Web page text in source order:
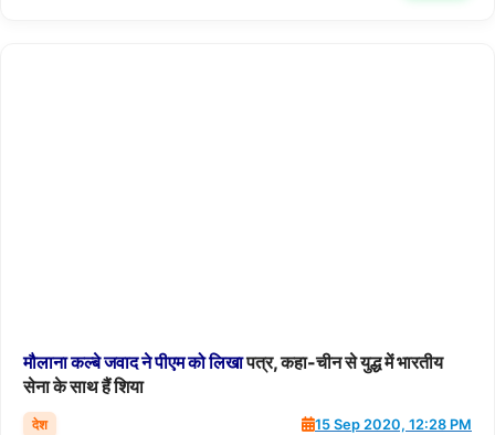
मौलानाकल्बेजवादनेपीएमकोल‍िखापत्र, कहा-चीन से युद्ध में भारतीय
सेना के साथ हैं श‍िया
देश 15 Sep 2020, 12:28 PM